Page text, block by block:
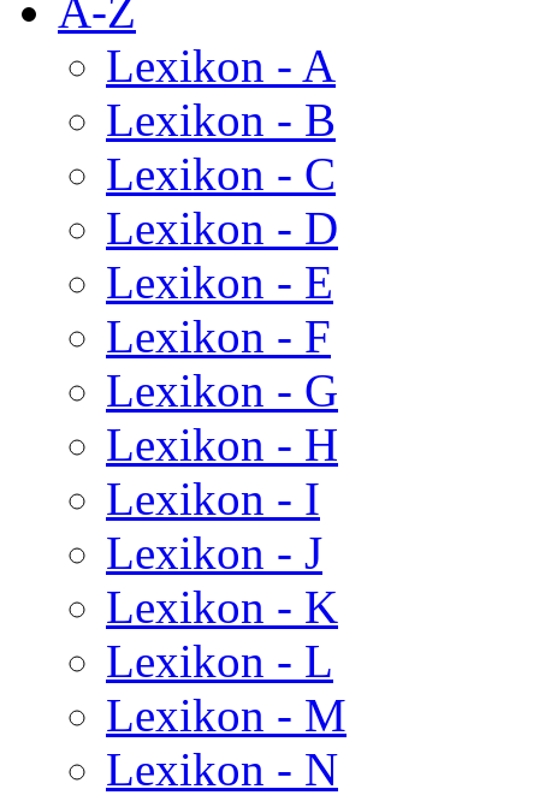
A-Z
Lexikon - A
Lexikon - B
Lexikon - C
Lexikon - D
Lexikon - E
Lexikon - F
Lexikon - G
Lexikon - H
Lexikon - I
Lexikon - J
Lexikon - K
Lexikon - L
Lexikon - M
Lexikon - N